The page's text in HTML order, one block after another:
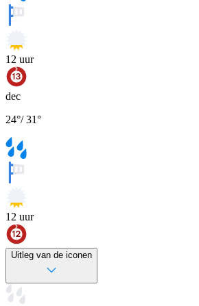
12 uur
dec
24°/31°
12 uur
Uitleg van de iconen